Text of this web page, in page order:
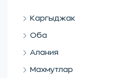
Каргыджак
Оба
Алания
Махмутлар